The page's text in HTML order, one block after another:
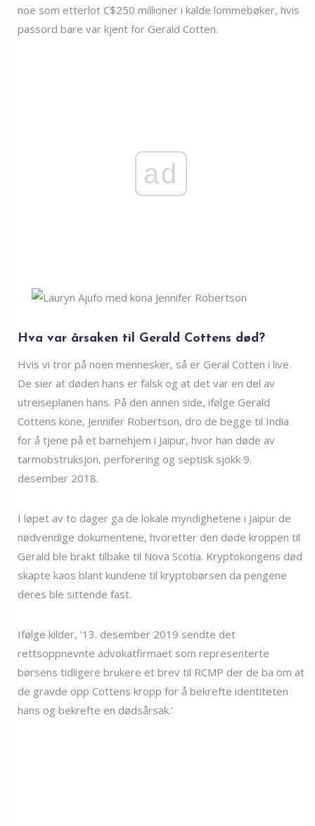
noe som etterlot C$250 millioner i kalde lommebøker, hvis
passord bare var kjent for Gerald Cotten.
ad
Hva var årsaken til Gerald Cottens død?
Hvis vi tror på noen mennesker, så er Geral Cotten i live.
De sier at døden hans er falsk og at det var en del av
utreiseplanen hans. På den annen side, ifølge Gerald
Cottens kone, Jennifer Robertson, dro de begge til India
for å tjene på et barnehjem i Jaipur, hvor han døde av
tarmobstruksjon, perforering og septisk sjokk 9.
desember 2018.
I løpet av to dager ga de lokale myndighetene i Jaipur de
nødvendige dokumentene, hvoretter den døde kroppen til
Gerald ble brakt tilbake til Nova Scotia. Kryptokongens død
skapte kaos blant kundene til kryptobørsen da pengene
deres ble sittende fast.
Ifølge kilder, '13. desember 2019 sendte det
rettsoppnevnte advokatfirmaet som representerte
børsens tidligere brukere et brev til RCMP der de ba om at
de gravde opp Cottens kropp for å bekrefte identiteten
hans og bekrefte en dødsårsak.'